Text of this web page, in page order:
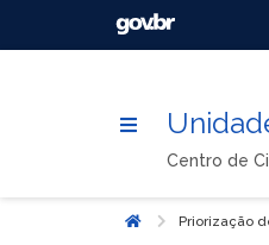
Centro de
Início Priorização